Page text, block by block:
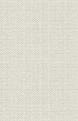
府県別電力需要 山梨